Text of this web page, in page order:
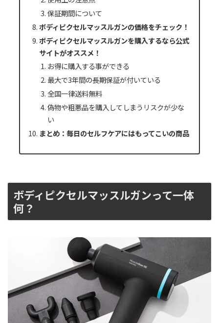
保証期間について
ボディピクセルマッスルガンの価格をチェック！
ボディピクセルマッスルガンを購入するなら公式
サイトがオススメ！
お得に購入する事ができる
最大で3年間の長期保証が付いている
全国一律送料無料
偽物や粗悪品を購入してしまうリスクが少な
い
まとめ：毎日のセルフケアにはもってこいの商品
ボディピクセルマッスルガンって一体
何？